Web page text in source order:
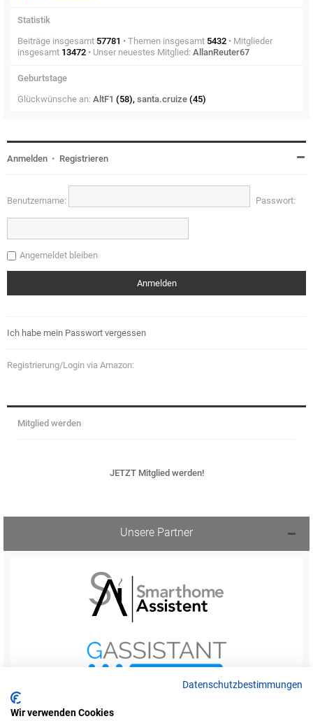
Statistik
Beiträge insgesamt 57781 • Themen insgesamt 5432 • Mitglieder
insgesamt 13472 • Unser neuestes Mitglied: AllanReuter67
Geburtstage
Glückwünsche an: AltF1 (58), santa.cruize (45)
Anmelden • Registrieren
Benutzername: Passwort:
Angemeldet bleiben
Ich habe mein Passwort vergessen
Registrierung/Login via Amazon:
Mitglied werden
JETZT Mitglied werden!
Unsere Partner
Datenschutzbestimmungen
Wir verwenden Cookies